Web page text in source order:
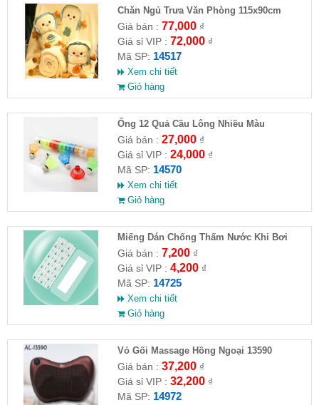
Chăn Ngủ Trưa Văn Phòng 115x90cm
Giá bán : 77,000₫
Giá sỉ VIP : 72,000₫
Mã SP: 14517
Xem chi tiết
Giỏ hàng
Ống 12 Quả Cầu Lông Nhiều Màu
Giá bán : 27,000₫
Giá sỉ VIP : 24,000₫
Mã SP: 14570
Xem chi tiết
Giỏ hàng
Miếng Dán Chống Thấm Nước Khi Bơi
Giá bán : 7,200₫
Giá sỉ VIP : 4,200₫
Mã SP: 14725
Xem chi tiết
Giỏ hàng
Vỏ Gối Massage Hồng Ngoại 13590
Giá bán : 37,200₫
Giá sỉ VIP : 32,200₫
Mã SP: 14972